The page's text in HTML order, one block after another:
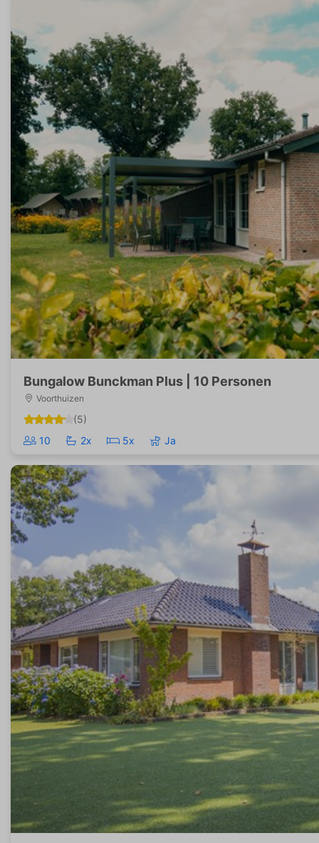
Bungalow Bunckman Plus | 10 Personen
Voorthuizen
(5)
10
2x 5x Ja